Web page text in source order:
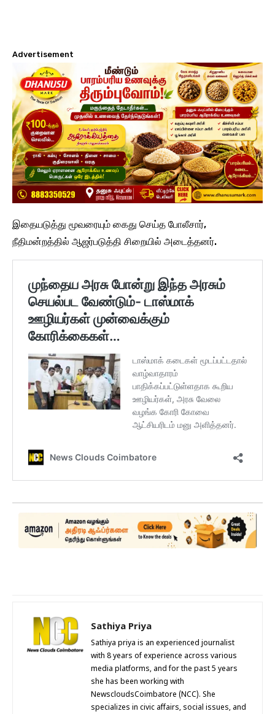
Advertisement
இதையடுத்து மூவரையும் கைது செய்த போலீசார்,
நீதிமன்றத்தில் ஆஜர்படுத்தி சிறையில் அடைத்தனர்.
Sathiya Priya
Sathiya priya is an experienced journalist
with 8 years of experience across various
media platforms, and for the past 5 years
she has been working with
NewscloudsCoimbatore (NCC). She
specializes in civic affairs, social issues, and